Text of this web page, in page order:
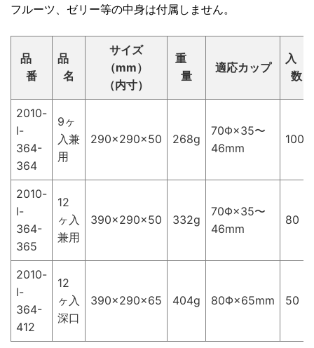
フルーツ、ゼリー等の中身は付属しません。
品
番
品
名
サイズ
（mm）
（内寸）
重
量
適応カップ
入
数
2010-
l-
364-
364
9ヶ
入兼
用
290×290×50 268g
70Φ×35〜
46mm
100
2010-
l-
364-
365
12
ヶ入
兼用
390×290×50 332g
70Φ×35〜
46mm
80
2010-
l-
364-
412
12
ヶ入
深口
390×290×65 404g 80Φ×65mm 50